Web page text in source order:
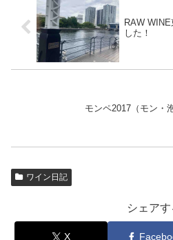
RAW
した！
モンペ2017（モン・泡
ワイン日記
シェアす
X